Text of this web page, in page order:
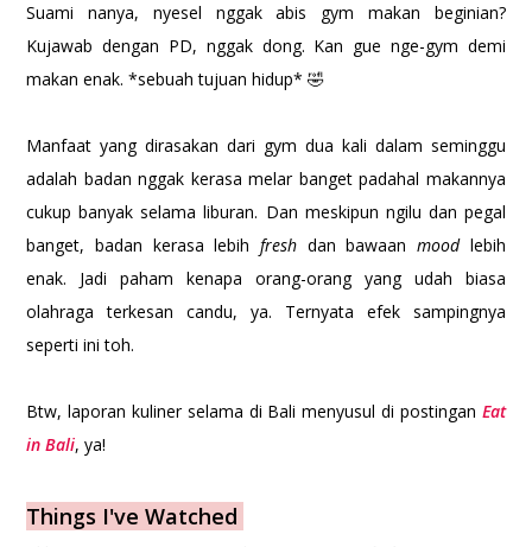
Suami nanya, nyesel nggak abis gym makan beginian?
Kujawab dengan PD, nggak dong. Kan gue nge-gym demi
makan enak. *sebuah tujuan hidup* 🤣
Manfaat yang dirasakan dari gym dua kali dalam seminggu
adalah badan nggak kerasa melar banget padahal makannya
cukup banyak selama liburan. Dan meskipun ngilu dan pegal
banget, badan kerasa lebih fresh dan bawaan mood lebih
enak. Jadi paham kenapa orang-orang yang udah biasa
olahraga terkesan candu, ya. Ternyata efek sampingnya
seperti ini toh.
Btw, laporan kuliner selama di Bali menyusul di postingan Eat
in Bali, ya!
Things I've Watched